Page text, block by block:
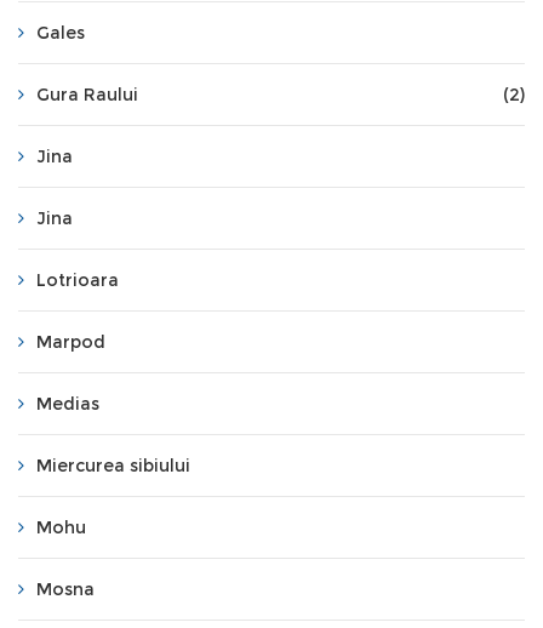
Gales
Gura Raului (2)
Jina
Jina
Lotrioara
Marpod
Medias
Miercurea sibiului
Mohu
Mosna